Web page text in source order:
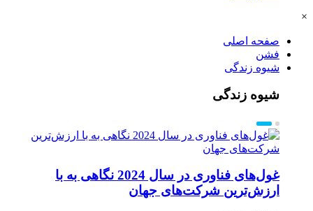
×
صفحه اصلی
فشن
شیوه زندگی
شیوه زندگی
غول‌های فناوری در سال 2024 نگاهی به با
ارزش‌ترین شرکت‌های جهان